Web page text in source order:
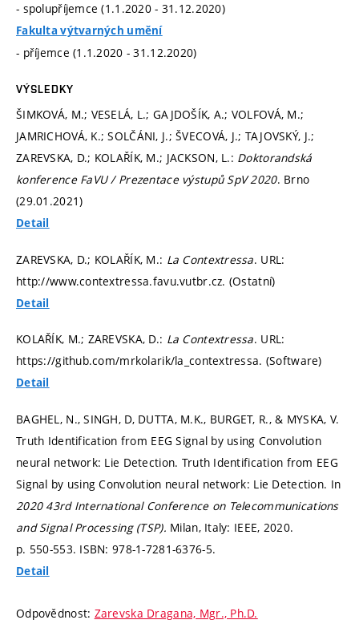
- spolupříjemce (1.1.2020 - 31.12.2020)
Fakulta výtvarných umění
- příjemce (1.1.2020 - 31.12.2020)
VÝSLEDKY
ŠIMKOVÁ, M.; VESELÁ, L.; GAJDOŠÍK, A.; VOLFOVÁ, M.;
JAMRICHOVÁ, K.; SOLČÁNI, J.; ŠVECOVÁ, J.; TAJOVSKÝ, J.;
ZAREVSKA, D.; KOLAŘÍK, M.; JACKSON, L.: Doktorandská
konference FaVU / Prezentace výstupů SpV 2020. Brno
(29.01.2021)
Detail
ZAREVSKA, D.; KOLAŘÍK, M.: La Contextressa. URL:
http://www.contextressa.favu.vutbr.cz. (Ostatní)
Detail
KOLAŘÍK, M.; ZAREVSKA, D.: La Contextressa. URL:
https://github.com/mrkolarik/la_contextressa. (Software)
Detail
BAGHEL, N., SINGH, D, DUTTA, M.K., BURGET, R., & MYSKA, V.
Truth Identification from EEG Signal by using Convolution
neural network: Lie Detection. Truth Identification from EEG
Signal by using Convolution neural network: Lie Detection. In
2020 43rd International Conference on Telecommunications
and Signal Processing (TSP). Milan, Italy: IEEE, 2020.
p. 550-553. ISBN: 978-1-7281-6376-5.
Detail
Odpovědnost: Zarevska Dragana, Mgr., Ph.D.